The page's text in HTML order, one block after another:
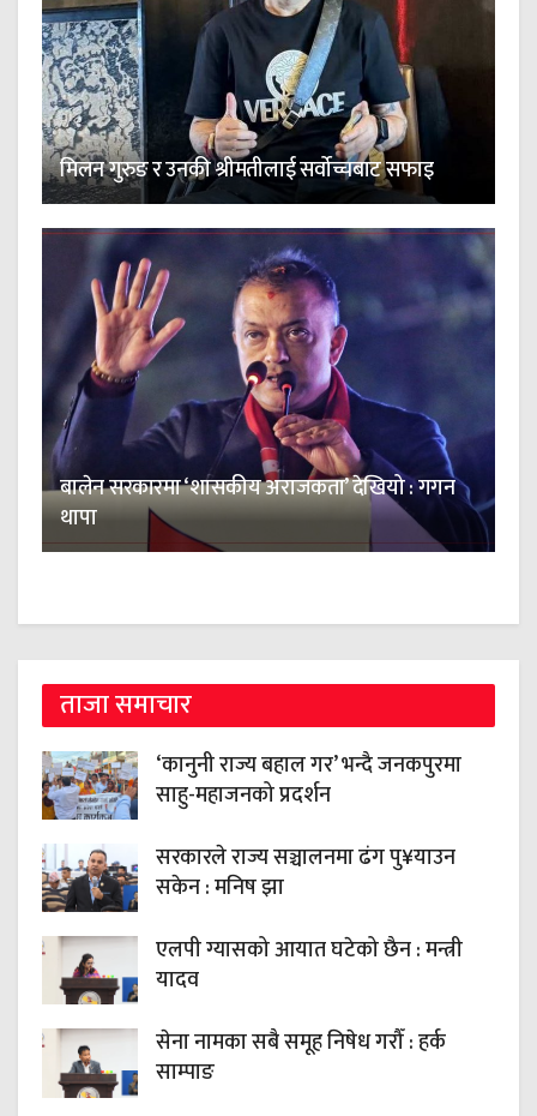
मिलन गुरुङ र उनकी श्रीमतीलाई सर्वोच्चबाट सफाइ
बालेन सरकारमा ‘शासकीय अराजकता’ देखियो : गगन
थापा
ताजा समाचार
‘कानुनी राज्य बहाल गर’ भन्दै जनकपुरमा
साहु-महाजनको प्रदर्शन
सरकारले राज्य सञ्चालनमा ढंग पु¥याउन
सकेन : मनिष झा
एलपी ग्यासको आयात घटेको छैन : मन्त्री
यादव
सेना नामका सबै समूह निषेध गरौँ : हर्क
साम्पाङ